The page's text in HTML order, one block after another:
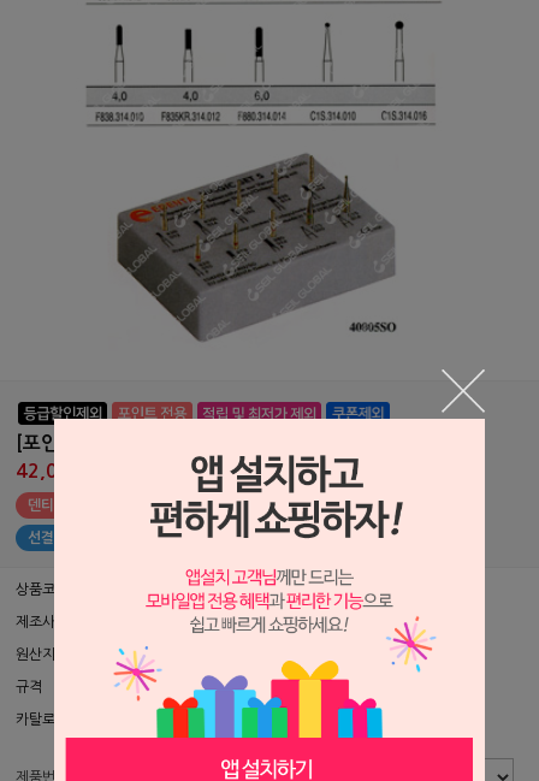
[포인트 전용 상품] 매직 세트 5
42,000원
덴티안 포인트 전용 상품 (나의 포인트 : 원)
선결제 상품 구매하기
상품코드 P0506244
제조사 Edenta ▶
원산지
규격 pkg/10pcs
카탈로그 페이지 459p
제품번호